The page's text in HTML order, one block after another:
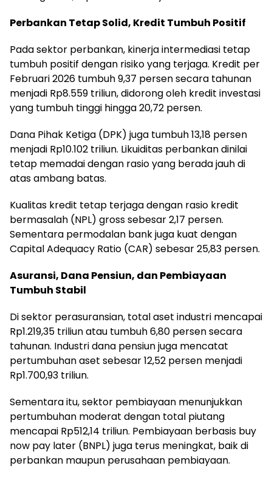
Perbankan Tetap Solid, Kredit Tumbuh Positif
Pada sektor perbankan, kinerja intermediasi tetap
tumbuh positif dengan risiko yang terjaga. Kredit per
Februari 2026 tumbuh 9,37 persen secara tahunan
menjadi Rp8.559 triliun, didorong oleh kredit investasi
yang tumbuh tinggi hingga 20,72 persen.
Dana Pihak Ketiga (DPK) juga tumbuh 13,18 persen
menjadi Rp10.102 triliun. Likuiditas perbankan dinilai
tetap memadai dengan rasio yang berada jauh di
atas ambang batas.
Kualitas kredit tetap terjaga dengan rasio kredit
bermasalah (NPL) gross sebesar 2,17 persen.
Sementara permodalan bank juga kuat dengan
Capital Adequacy Ratio (CAR) sebesar 25,83 persen.
Asuransi, Dana Pensiun, dan Pembiayaan
Tumbuh Stabil
Di sektor perasuransian, total aset industri mencapai
Rp1.219,35 triliun atau tumbuh 6,80 persen secara
tahunan. Industri dana pensiun juga mencatat
pertumbuhan aset sebesar 12,52 persen menjadi
Rp1.700,93 triliun.
Sementara itu, sektor pembiayaan menunjukkan
pertumbuhan moderat dengan total piutang
mencapai Rp512,14 triliun. Pembiayaan berbasis buy
now pay later (BNPL) juga terus meningkat, baik di
perbankan maupun perusahaan pembiayaan.